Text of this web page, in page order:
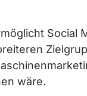
Social
wäre.